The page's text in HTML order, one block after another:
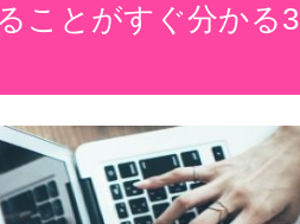
ことがすぐ分かる3